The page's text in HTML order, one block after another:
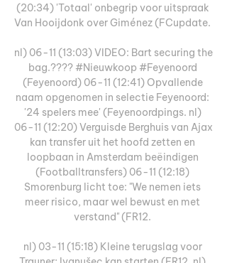
(20:34) 'Totaal' onbegrip voor uitspraak
Van Hooijdonk over Giménez (FCupdate.
nl) 06-11 (13:03) VIDEO: Bart securing the
bag.???? #Nieuwkoop #Feyenoord
(Feyenoord) 06-11 (12:41) Opvallende
naam opgenomen in selectie Feyenoord:
'24 spelers mee' (Feyenoordpings. nl)
06-11 (12:20) Verguisde Berghuis van Ajax
kan transfer uit het hoofd zetten en
loopbaan in Amsterdam beëindigen
(Footballtransfers) 06-11 (12:18)
Smorenburg licht toe: "We nemen iets
meer risico, maar wel bewust en met
verstand" (FR12.
nl) 03-11 (15:18) Kleine terugslag voor